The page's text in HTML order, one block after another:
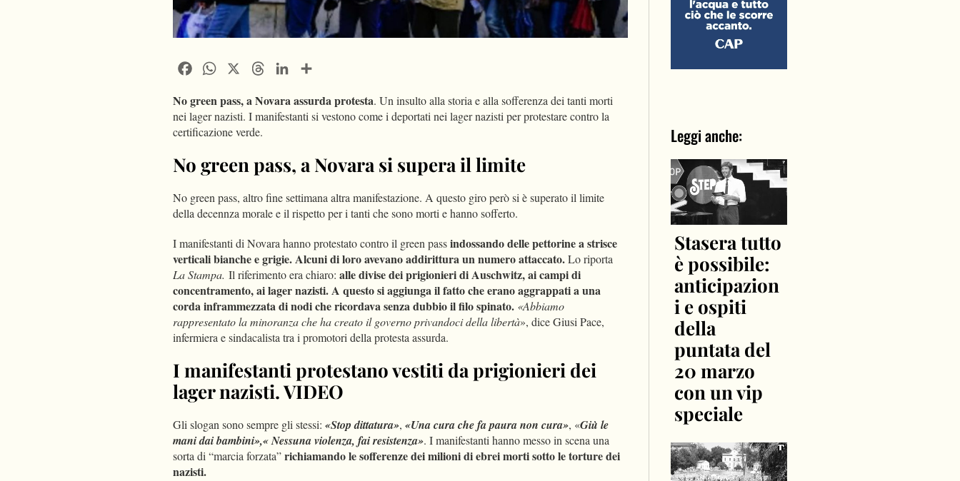
FacebookWhatsApp ThreadsLinkedIn
No green pass, a Novara assurda protesta. Un insulto alla storia e alla sofferenza dei tanti morti
nei lager nazisti. I manifestanti si vestono come i deportati nei lager nazisti per protestare contro la
certificazione verde.
No green pass, a Novara si supera il limite
No green pass, altro fine settimana altra manifestazione. A questo giro però si è superato il limite
della decennza morale e il rispetto per i tanti che sono morti e hanno sofferto.
I manifestanti di Novara hanno protestato contro il green passindossando delle pettorine a strisce
verticali bianche e grigie. Alcuni di loro avevano addirittura un numero attaccato.Lo riporta
La Stampa. Il riferimento era chiaro: alle divise dei prigionieri di Auschwitz, ai campi di
concentramento, ai lager nazisti. A questo si aggiunga il fatto che erano aggrappati a una
corda inframmezzata di nodi che ricordava senza dubbio il filo spinato. «Abbiamo
rappresentato la minoranza che ha creato il governo privandoci della libertà», dice Giusi Pace,
infermiera e sindacalista tra i promotori della protesta assurda.
I manifestanti protestano vestiti da prigionieri dei
lager nazisti. VIDEO
Gli slogan sono sempre gli stessi: «Stop dittatura», «Una cura che fa paura non cura», «Giù le
mani dai bambini»,« Nessuna violenza, fai resistenza». I manifestanti hanno messo in scena una
sorta di “marcia forzata”richiamando le sofferenze dei milioni di ebrei morti sotto le torture dei
nazisti.
Leggi anche:
Stasera tutto
è possibile:
anticipazion
i e ospiti
della
puntata del
20 marzo
con un vip
speciale